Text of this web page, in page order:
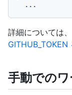
...
詳細については
GITHUB_TOKEN
手動での